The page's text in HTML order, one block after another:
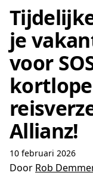
je
voor
Allianz!
10 februari 2026
Door Rob